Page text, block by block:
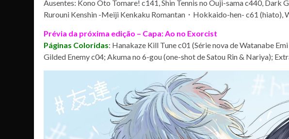
Ausentes: Kono Oto Tomare! c141, Shin Tennis no Ouji-sama c440, Dark
Rurouni Kenshin -Meiji Kenkaku Romantan・Hokkaido-hen- c61 (hiato),
Prévia da próxima edição – Capa: Ao no Exorcist
Páginas Coloridas: Hanakaze Kill Tune c01 (Série nova de Watanabe
Gilded Enemy c04; Akuma no 6-gou (one-shot de Satou Rin & Nariya);